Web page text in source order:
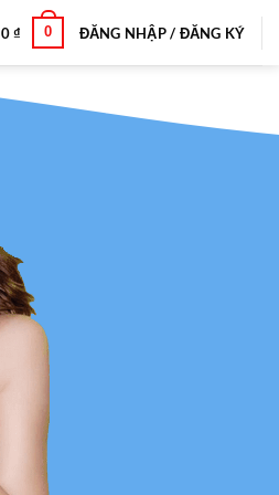
0₫ 0 ĐĂNG NHẬP / ĐĂNG KÝ